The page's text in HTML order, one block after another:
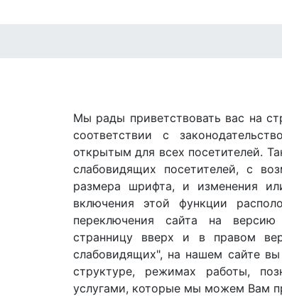
Мы рады приветствовать вас на
соответствии с
открытым для всех посетителей.
слабовидящих посетителей, с
размера шрифта, и изменения
включения этой функции
переключения сайта на
странницу вверх и в правом
слабовидящих", на нашем сайте
структуре, режимах работы,
услугами, которые мы можем Вам